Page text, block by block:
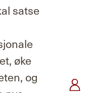
satse
øke
og